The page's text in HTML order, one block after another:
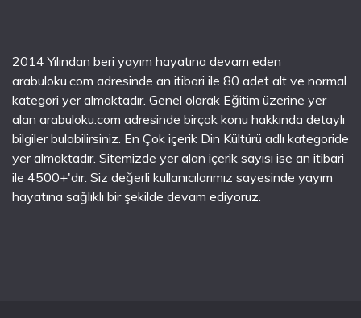
2014 Yılından beri yayım hayatına devam eden
arabuloku.com adresinde an itibari ile 80 adet alt ve normal
kategori yer almaktadır. Genel olarak Eğitim üzerine yer
alan arabuloku.com adresinde birçok konu hakkında detaylı
bilgiler bulabilirsiniz. En Çok içerik Din Kültürü adlı kategoride
yer almaktadır. Sitemizde yer alan içerik sayısı ise an itibari
ile 4500+'dır. Siz değerli kullanıcılarımız sayesinde yayım
hayatına sağlıklı bir şekilde devam ediyoruz.